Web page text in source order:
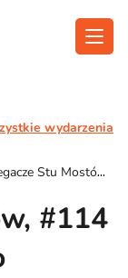
wydarzenia
Stu Mostów,
#114